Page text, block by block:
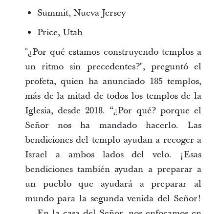
Summit, Nueva Jersey
Price, Utah
"¿Por qué estamos construyendo templos a
un ritmo sin precedentes?", preguntó el
profeta, quien ha anunciado 185 templos,
más de la mitad de todos los templos de la
Iglesia, desde 2018. “¿Por qué? porque el
Señor nos ha mandado hacerlo. Las
bendiciones del templo ayudan a recoger a
Israel a ambos lados del velo. ¡Esas
bendiciones también ayudan a preparar a
un pueblo que ayudará a preparar al
mundo para la segunda venida del Señor!